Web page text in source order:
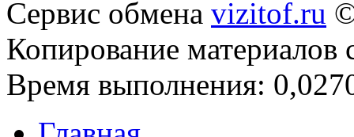
Сервис обмена vizitof.ru
Копирование материалов
Время выполнения: